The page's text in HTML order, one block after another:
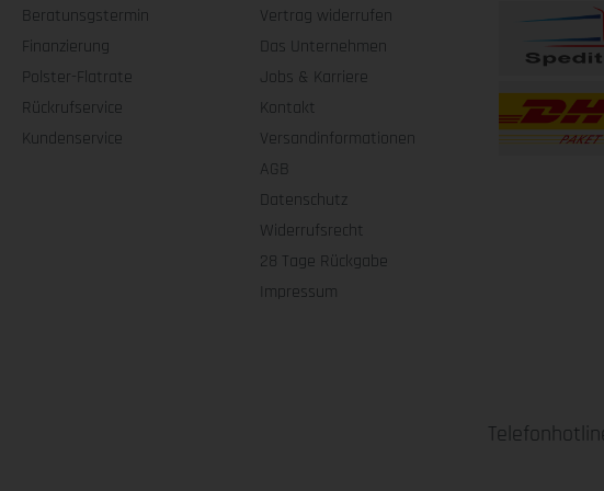
Beratunsgstermin
Finanzierung
Polster-Flatrate
Rückrufservice
Kundenservice
Vertrag widerrufen
Das Unternehmen
Jobs & Karriere
Kontakt
Versandinformationen
AGB
Datenschutz
Widerrufsrecht
28 Tage Rückgabe
Impressum